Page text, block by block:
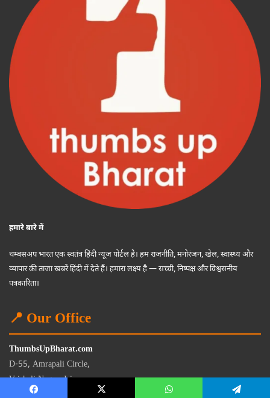
हमारे बारे में
थम्बसअप भारत एक स्वतंत्र हिंदी न्यूज पोर्टल है। हम राजनीति, मनोरंजन, खेल, स्वास्थ्य और
व्यापार की ताजा खबरें हिंदी में देते हैं। हमारा लक्ष्य है — सच्ची, निष्पक्ष और विश्वसनीय
पत्रकारिता।
📍 Our Office
ThumbsUpBharat.com
D-55, Amrapali Circle,
Vaishali Nagar, Jaipur
Rajasthan - 302021